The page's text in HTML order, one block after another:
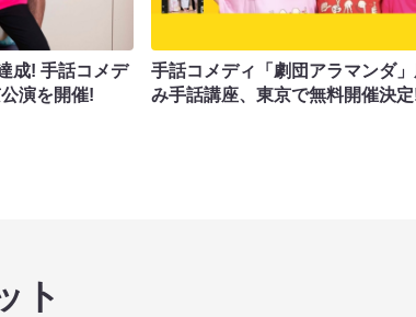
成! 手話コメデ
演を開催!
手話コメディ「劇団アラマンダ
み手話講座、東京で無料開催決
ト